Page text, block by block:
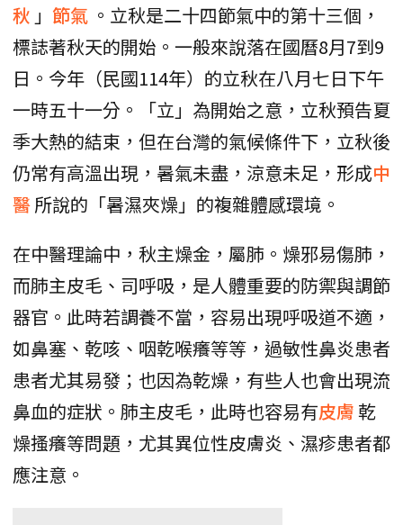
秋 」 節氣 。立秋是二十四節氣中的第十三個，
標誌著秋天的開始。一般來說落在國曆8月7到9
日。今年（民國114年）的立秋在八月七日下午
一時五十一分。「立」為開始之意，立秋預告夏
季大熱的結束，但在台灣的氣候條件下，立秋後
仍常有高溫出現，暑氣未盡，涼意未足，形成中
醫所說的「暑濕夾燥」的複雜體感環境。
在中醫理論中，秋主燥金，屬肺。燥邪易傷肺，
而肺主皮毛、司呼吸，是人體重要的防禦與調節
器官。此時若調養不當，容易出現呼吸道不適，
如鼻塞、乾咳、咽乾喉癢等等，過敏性鼻炎患者
患者尤其易發；也因為乾燥，有些人也會出現流
鼻血的症狀。肺主皮毛，此時也容易有皮膚乾
燥搔癢等問題，尤其異位性皮膚炎、濕疹患者都
應注意。